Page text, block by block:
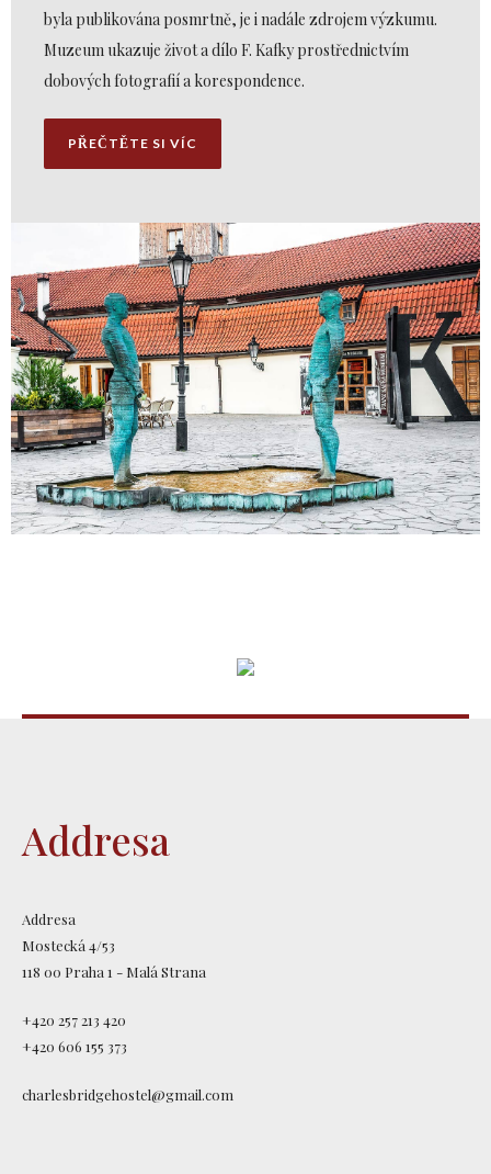
byla publikována posmrtně, je i nadále zdrojem výzkumu.
Muzeum ukazuje život a dílo F. Kafky prostřednictvím
dobových fotografií a korespondence.
PŘEČTĚTE SI VÍC
Addresa
Addresa
Mostecká 4/53
118 00 Praha 1 - Malá Strana
+420 257 213 420
+420 606 155 373
charlesbridgehostel@gmail.com